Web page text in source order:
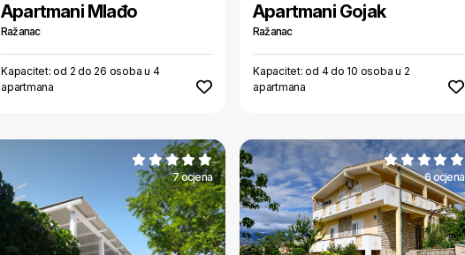
Apartmani Mlađo
Ražanac
Kapacitet: od 2 do 26 osoba u 4
apartmana
Apartmani Gojak
Ražanac
Kapacitet: od 4 do 10 osoba u 2
apartmana
7 ocjena 6 ocjena